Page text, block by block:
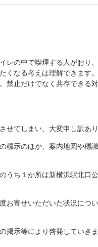
レの中で喫煙する人がおり
なる考えは理解できます
禁止だけでなく共存できる
てしまい、大変申し訳あり
標示のほか、案内地図や標
うち１か所は新横浜駅北口
お寄せいただいた状況につ
示等により啓発していきま